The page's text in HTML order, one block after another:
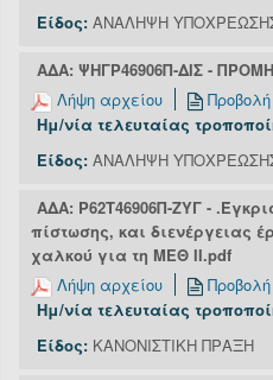
Είδος: ΑΝΑΛΗΨΗ
ΑΔΑ: ΨΗΓΡ46906Π-ΔΙΣ -
Λήψη αρχείου
Ημ/νία τελευταίας
Είδος: ΑΝΑΛΗΨΗ
ΑΔΑ: Ρ62Τ46906Π-ΖΥΓ -
πίστωσης, και διενέργειας
χαλκού για τη ΜΕΘ ΙΙ.pdf
Λήψη αρχείου
Ημ/νία τελευταίας
Είδος: ΚΑΝΟΝΙΣΤΙΚΗ ΠΡΑΞΗ